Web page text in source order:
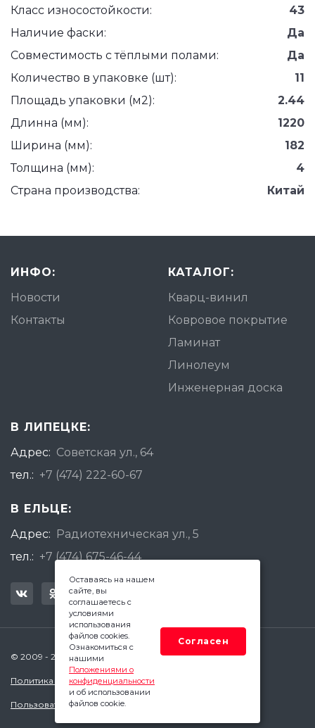
Класс износостойкости:
43
Наличие фаски:
Да
Совместимость с тёплыми полами:
Да
Количество в упаковке (шт):
11
Площадь упаковки (м2):
2.44
Длинна (мм):
1220
Ширина (мм):
182
Толщина (мм):
4
Страна производства:
Китай
ИНФО:
Новости
Контакты
КАТАЛОГ:
Кварц-винил
Ковровое покрытие
Ламинат
Линолеум
Инженерная доска
В ЛИПЕЦКЕ:
Адрес: Советская ул., 64
тел.: +7 (474) 222-60-67
В ЕЛЬЦЕ:
Адрес: Радиотехническая ул., 5
тел.: +7 (474) 675-46-44
© 2009 - 2026 Квадратный Метр - Елец
Политика конфиденциальности
Пользовательское соглашение
Оставаясь на нашем
сайте, вы
соглашаетесь с
условиями
использования
файлов cookies.
Ознакомиться с
нашими
Положениями о
конфиденциальности
и об использовании
файлов cookie.
Согласен